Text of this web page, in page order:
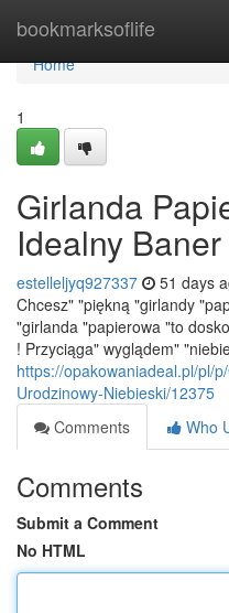
bookmarksoflife
Home
Home
1
Girlanda
Idealny
estelleljyq927337 51 days
Chcesz" "piękną "girlandy
"girlanda "papierowa "to
! Przyciąga" wyglądem"
https://opakowaniadeal.pl/pl/
Urodzinowy-Niebieski/12375
Comments
Who
Comments
Submit a Comment
No HTML